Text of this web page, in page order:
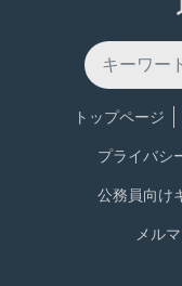
トップページ
プライバシ
公務員向け
メル